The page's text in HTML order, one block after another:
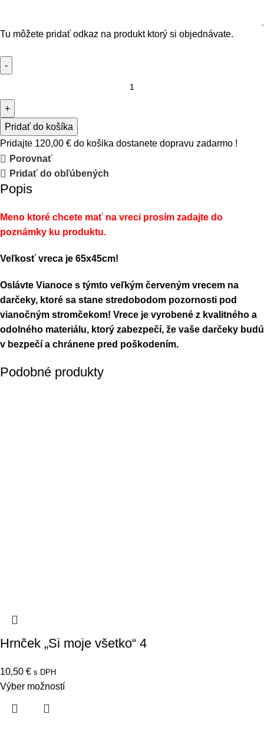
Tu môžete pridať odkaz na produkt ktorý si objednávate.
Pridať do košíka
Pridajte 120,00 € do košika dostanete dopravu zadarmo !
Porovnať
Pridať do obľúbených
Popis
Meno ktoré chcete mať na vreci prosím zadajte do
poznámky ku produktu.
Veľkosť vreca je 65x45cm!
Oslávte Vianoce s týmto veľkým červeným vrecem na
darčeky, ktoré sa stane stredobodom pozornosti pod
vianočným stromčekom! Vrece je vyrobené z kvalitného a
odolného materiálu, ktorý zabezpečí, že vaše darčeky budú
v bezpečí a chránene pred poškodením.
Podobné produkty
Hrnček „Si moje všetko“ 4
10,50 € s DPH
Výber možností